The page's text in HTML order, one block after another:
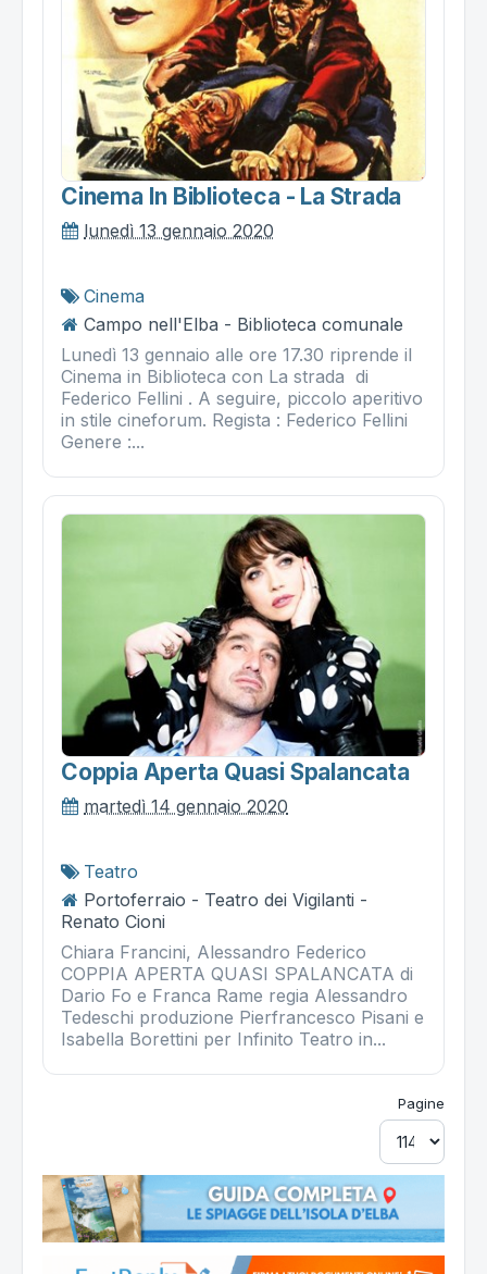
Cinema In Biblioteca - La Strada
lunedì 13 gennaio 2020
Cinema
Campo nell'Elba - Biblioteca comunale
Lunedì 13 gennaio alle ore 17.30 riprende il
Cinema in Biblioteca con La strada di
Federico Fellini . A seguire, piccolo aperitivo
in stile cineforum. Regista : Federico Fellini
Genere :...
Coppia Aperta Quasi Spalancata
martedì 14 gennaio 2020
Teatro
Portoferraio - Teatro dei Vigilanti -
Renato Cioni
Chiara Francini, Alessandro Federico
COPPIA APERTA QUASI SPALANCATA di
Dario Fo e Franca Rame regia Alessandro
Tedeschi produzione Pierfrancesco Pisani e
Isabella Borettini per Infinito Teatro in...
Pagine